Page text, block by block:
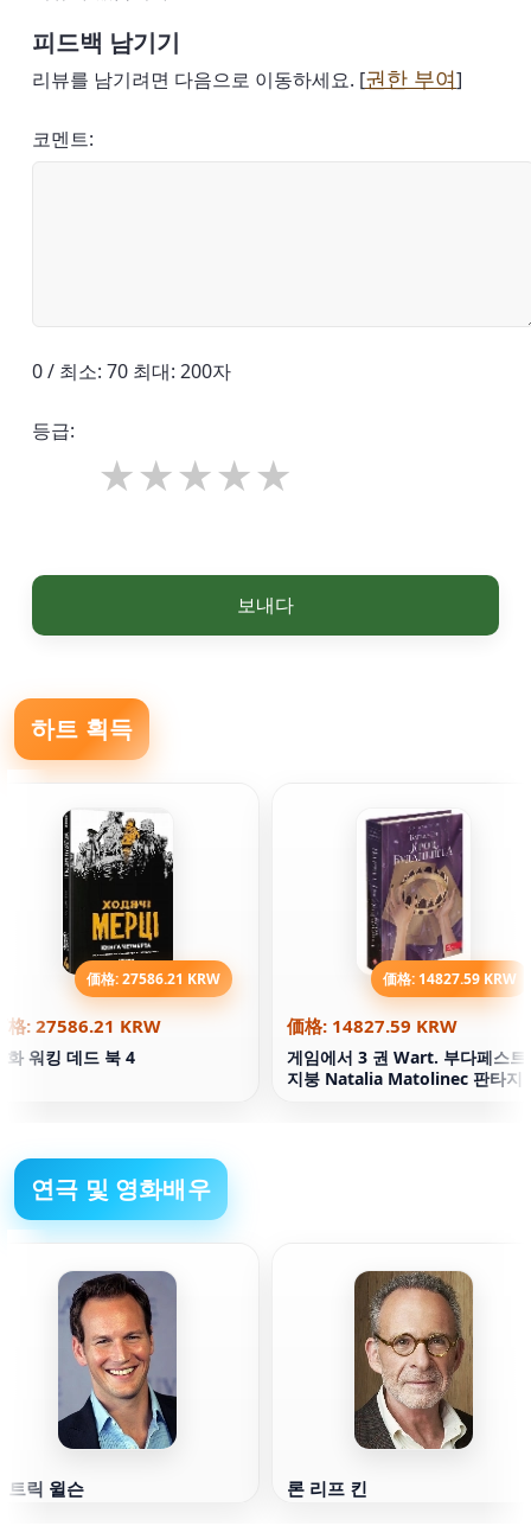
피드백 남기기
리뷰를 남기려면 다음으로 이동하세요. [권한 부여]
코멘트:
0 / 최소: 70 최대: 200자
등급:
보내다
하트 획득
価格: 27586.21 KRW
格: 27586.21 KRW
화 워킹 데드 북 4
価格: 14827.59 KRW
価格: 14827.59 KRW
게임에서 3 권 Wart. 부다페스트
지붕 Natalia Matolinec 판타지
연극 및 영화배우
트릭 윌슨 론 리프 킨